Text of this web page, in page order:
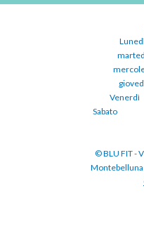
Sabato
© BLU FIT -